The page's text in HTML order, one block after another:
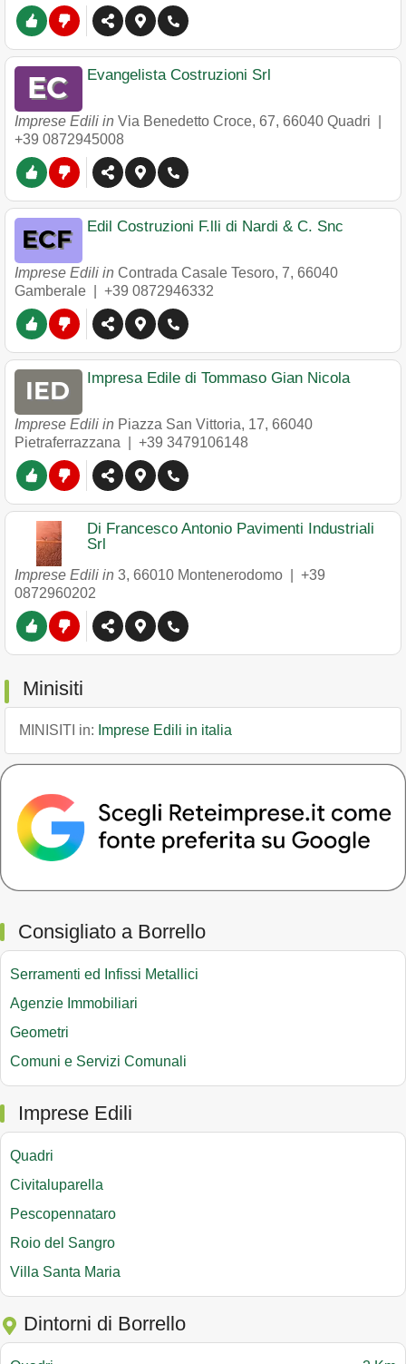
Evangelista Costruzioni Srl
Imprese Edili in Via Benedetto Croce, 67, 66040 Quadri
+39 0872945008
Edil Costruzioni F.lli di Nardi & C. Snc
Imprese Edili in Contrada Casale Tesoro, 7, 66040
Gamberale
+39 0872946332
Impresa Edile di Tommaso Gian Nicola
Imprese Edili in Piazza San Vittoria, 17, 66040
Pietraferrazzana
+39 3479106148
Di Francesco Antonio Pavimenti Industriali
Srl
Imprese Edili in 3, 66010 Montenerodomo
+39
0872960202
Minisiti
MINISITI in: Imprese Edili in italia
Consigliato a Borrello
Serramenti ed Infissi Metallici
Agenzie Immobiliari
Geometri
Comuni e Servizi Comunali
Imprese Edili
Quadri
Civitaluparella
Pescopennataro
Roio del Sangro
Villa Santa Maria
Dintorni di Borrello